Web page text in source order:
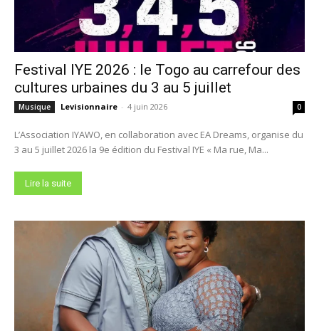
Festival IYE 2026 : le Togo au carrefour des
cultures urbaines du 3 au 5 juillet
Musique Levisionnaire - 4 juin 2026 0
L’Association IYAWO, en collaboration avec EA Dreams, organise du
3 au 5 juillet 2026 la 9e édition du Festival IYE « Ma rue, Ma...
Lire la suite